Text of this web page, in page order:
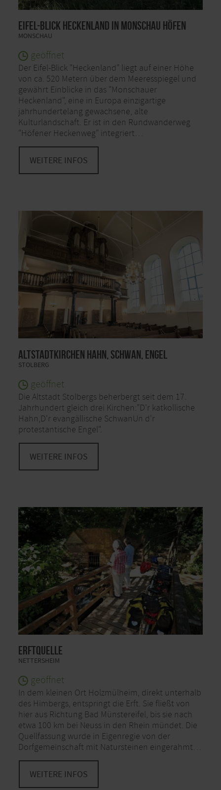
Eifel-Blick Heckenland in Monschau Höfen
MONSCHAU
geöffnet
Der Eifel-Blick "Heckenland" liegt auf einer Höhe
von ca. 520 Metern über dem Meeresspiegel und
gewährt Einblicke in das "Monschauer
Heckenland", eine in Europa einzigartige
jahrhundertelang gewachsene, alte
Kulturlandschaft. Er ist in den Rundwanderweg
"Höfener Heckenweg" integriert…
WEITERE INFOS
Altstadtkirchen Hahn, Schwan, Engel
STOLBERG
geöffnet
Die Altstadt Stolbergs beherbergt seit dem 17.
Jahrhundert gleich drei Kirchen:"D'r katkollische
Hahn,D'r evangällische SchwanUn d'r
protestantische Engel".
WEITERE INFOS
Erftquelle
NETTERSHEIM
geöffnet
In dem kleinen Ort Holzmülheim, direkt unterhalb
des Himbergs, entspringt die Erft. Sie fließt von
hier aus Richtung Bad Münstereifel, bis sie nach
etwa 100 km bei Neuss in den Rhein mündet. Die
Quellfassung wurde in Eigenregie von der
Dorfgemeinschaft mit Natursteinen eingerahmt…
WEITERE INFOS